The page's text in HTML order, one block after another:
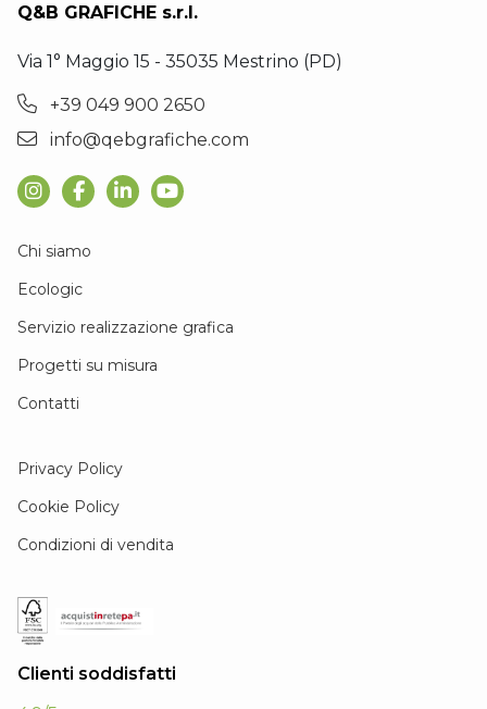
Q&B GRAFICHE s.r.l.
Via 1° Maggio 15 - 35035 Mestrino (PD)
+39 049 900 2650
info@qebgrafiche.com
Chi siamo
Ecologic
Servizio realizzazione grafica
Progetti su misura
Contatti
Privacy Policy
Cookie Policy
Condizioni di vendita
Clienti soddisfatti